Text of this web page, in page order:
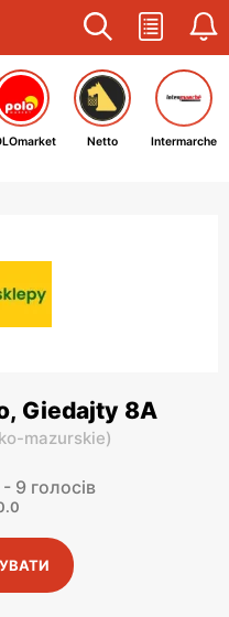
Netto Intermarche
Giedajty 8A
mazurskie)
9 голосів